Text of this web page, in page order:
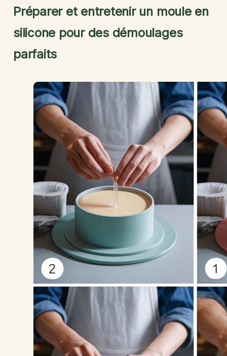
Préparer et entretenir un moule en
silicone pour des démoulages
parfaits